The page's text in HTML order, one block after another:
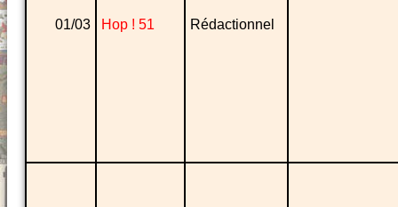
01/03 Hop ! 51 Rédactionnel